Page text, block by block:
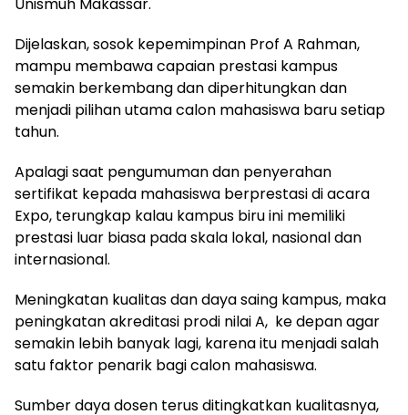
Unismuh Makassar.
Dijelaskan, sosok kepemimpinan Prof A Rahman,
mampu membawa capaian prestasi kampus
semakin berkembang dan diperhitungkan dan
menjadi pilihan utama calon mahasiswa baru setiap
tahun.
Apalagi saat pengumuman dan penyerahan
sertifikat kepada mahasiswa berprestasi di acara
Expo, terungkap kalau kampus biru ini memiliki
prestasi luar biasa pada skala lokal, nasional dan
internasional.
Meningkatan kualitas dan daya saing kampus, maka
peningkatan akreditasi prodi nilai A, ke depan agar
semakin lebih banyak lagi, karena itu menjadi salah
satu faktor penarik bagi calon mahasiswa.
Sumber daya dosen terus ditingkatkan kualitasnya,